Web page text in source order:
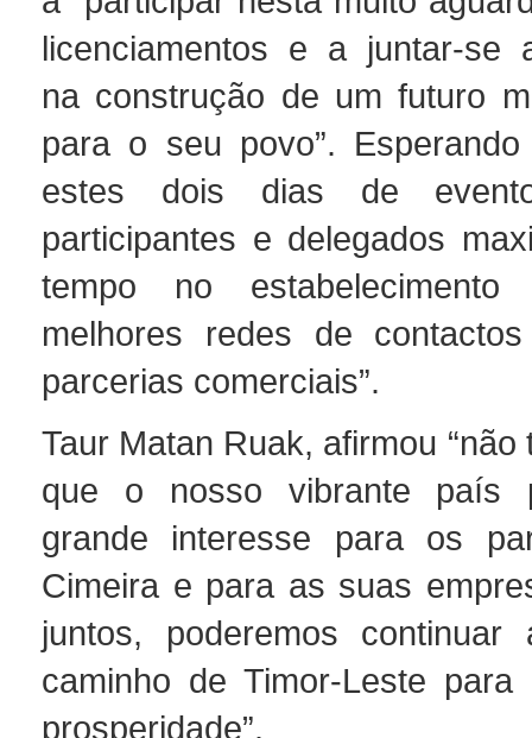
licenciamentos e a juntar-se
na construção de um futuro
para o seu povo”. Esperando
estes dois dias de
participantes e delegados
tempo no
melhores redes de
parcerias comerciais”.
Taur Matan Ruak, afirmou
que o nosso vibrante país
grande interesse para os
Cimeira e para as suas
juntos, poderemos
caminho de Timor-Leste
prosperidade”.